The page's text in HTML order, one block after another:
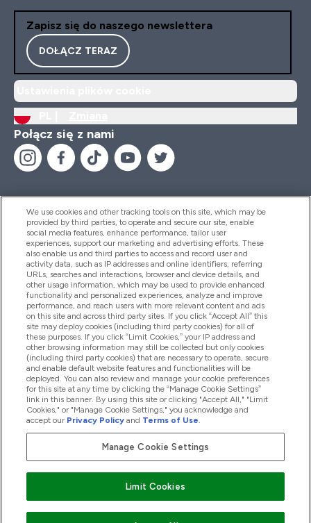
Zapisz się do naszego newslettera
DOŁĄCZ TERAZ
Połącz się z nami
Pomoc I Informacja
Produkty
Informacje O Firmie
Okazje W Myprotein
2026 The Hut.com Ltd
We use cookies and other tracking tools on this site, which may be
provided by third parties, to operate and secure our site, enable
social media features, enhance performance, tailor user
experiences, support our marketing and advertising efforts. These
also enable us and third parties to access and record user and
activity data, such as IP addresses and online identifiers, referring
URLs, searches and interactions, browser and device details, and
other usage information, which may be used to provide enhanced
functionality and personalized experiences, analyze and improve
performance, and reach users with more relevant content and ads
on this site and across third party sites. If you click “Accept All” this
site may deploy cookies (including third party cookies) for all of
these purposes. If you click “Limit Cookies,” your IP address and
other browsing information may still be collected but only cookies
(including third party cookies) that are necessary to operate, secure
and enable default website features and functionalities will be
deployed. You can also review and manage your cookie preferences
for this site at any time by clicking the “Manage Cookie Settings”
link in this banner. By using this site or clicking "Accept All," "Limit
Cookies," or "Manage Cookie Settings," you acknowledge and
accept our Privacy Policy and Terms of Use.
Manage Cookie Settings
Limit Cookies